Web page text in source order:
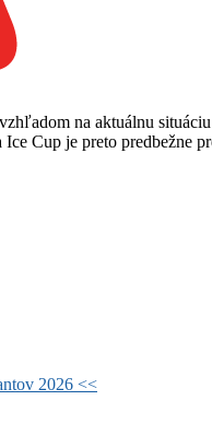
na aktuálnu
Cup je preto predbežne
2026 <<